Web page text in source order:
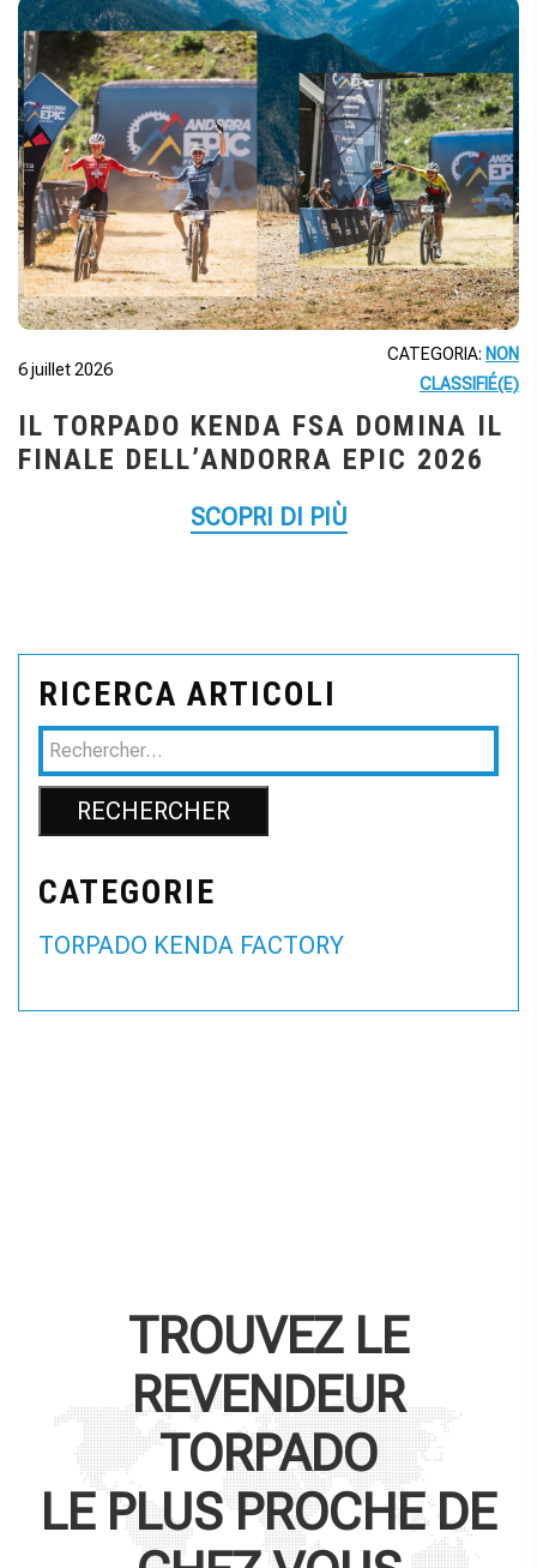
6 juillet 2026
CATEGORIA: NON
CLASSIFIÉ(E)
IL TORPADO KENDA FSA DOMINA IL
FINALE DELL’ANDORRA EPIC 2026
SCOPRI DI PIÙ
RICERCA ARTICOLI
CATEGORIE
TORPADO KENDA FACTORY
TROUVEZ LE
REVENDEUR
TORPADO
LE PLUS PROCHE DE